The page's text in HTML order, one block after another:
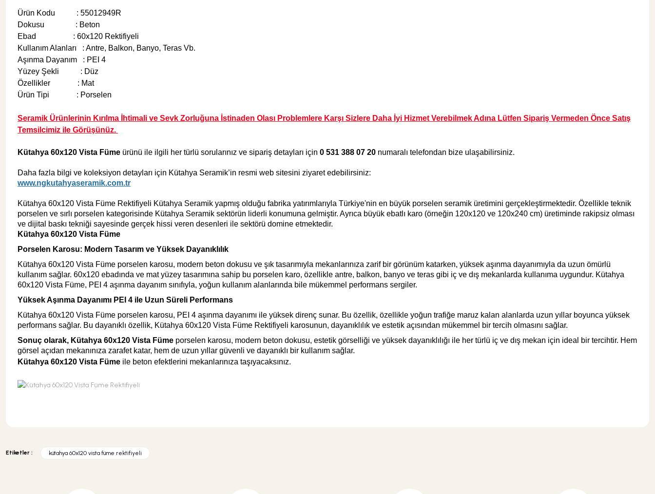
Sepete Ekle
KARGO BEDAVA
295,00 TL
Ürün Kodu : 55012949R
Dokusu : Beton
Ebad : 60x120 Rektifiyeli
Kullanım Alanları : Antre, Balkon, Banyo, Teras Vb.
Aşınma Dayanım : PEI 4
Yüzey Şekli : Düz
Özellikler : Mat
Ürün Tipi : Porselen
Seramik Ürünlerinin Kırılma İhtimali ve Sevk Zorluğuna İstinaden Olası Problemlere Karşı Sizlere Daha İyi Hizmet Verebilmek Adına Lütfen Sipariş Vermeden Önce Satış
Temsilcimiz ile Görüşünüz.
Kütahya 60x120 Vista Füme ürünü ile ilgili her türlü sorularınız ve sipariş detayları için 0 531 388 07 20 numaralı telefondan bize ulaşabilirsiniz.
Daha fazla bilgi ve koleksiyon detayları için Kütahya Seramik’in resmi web sitesini ziyaret edebilirsiniz:
www.ngkutahyaseramik.com.tr
Kütahya 60x120 Vista Füme Rektifiyeli Kütahya Seramik yapmış olduğu fabrika yatırımlarıyla Türkiye'nin en büyük porselen seramik üretimini gerçekleştirmektedir. Özellikle teknik
porselen ve sırlı porselen kategorisinde Kütahya Seramik sektörün liderli konumuna gelmiştir. Ayrıca büyük ebatlı karo (örneğin 120x120 ve 120x240 cm) üretiminde rakipsiz olması
ve dijital baskı tekniği sayesinde gerçek hissi veren desenleri ile sektörü domine etmektedir.
Kütahya 60x120 Vista Füme
Porselen Karosu: Modern Tasarım ve Yüksek Dayanıklılık
Kütahya 60x120 Vista Füme porselen karosu, modern beton dokusu ve şık tasarımıyla mekanlarınıza zarif bir görünüm katarken, yüksek aşınma dayanımıyla da uzun ömürlü
kullanım sağlar. 60x120 ebadında ve mat yüzey tasarımına sahip bu porselen karo, özellikle antre, balkon, banyo ve teras gibi iç ve dış mekanlarda kullanıma uygundur. Kütahya
60x120 Vista Füme, PEI 4 aşınma dayanım sınıfıyla, yoğun kullanım alanlarında bile mükemmel performans sergiler.
Yüksek Aşınma Dayanımı PEI 4 ile Uzun Süreli Performans
Kütahya 60x120 Vista Füme porselen karosu, PEI 4 aşınma dayanımı ile yüksek direnç sunar. Bu özellik, özellikle yoğun trafiğe maruz kalan alanlarda uzun yıllar boyunca yüksek
performans sağlar. Bu dayanıklı özellik, Kütahya 60x120 Vista Füme Rektifiyeli karosunun, dayanıklılık ve estetik açısından mükemmel bir tercih olmasını sağlar.
Sonuç olarak, Kütahya 60x120 Vista Füme porselen karosu, modern beton dokusu, estetik görselliği ve yüksek dayanıklılığı ile her türlü iç ve dış mekan için ideal bir tercihtir. Hem
görsel açıdan mekanınıza zarafet katar, hem de uzun yıllar güvenli ve dayanıklı bir kullanım sağlar.
Kütahya 60x120 Vista Füme ile beton efektlerini mekanlarınıza taşıyacaksınız.
Etiketler : kütahya 60x120 vista füme rektifiyeli
Şok Duşlar
Spa Sauna Sistemler
Akıllı Klozet
Duş Kabinleri
Duş Kanalları ve Sifonlar
Tezgah